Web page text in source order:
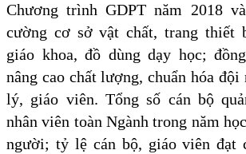
Chương trình GDPT năm 2018
cường cơ sở vật chất, trang thiết
giáo khoa, đồ dùng dạy học;
nâng cao chất lượng, chuẩn hóa đội
lý, giáo viên. Tổng số cán bộ
nhân viên toàn Ngành trong năm
người; tỷ lệ cán bộ, giáo viên đạt